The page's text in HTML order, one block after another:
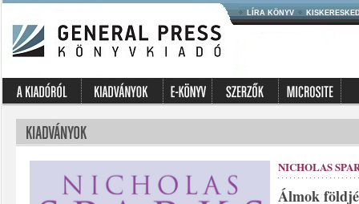
LÍRA KÖNYV
NICHOLAS
Álmok